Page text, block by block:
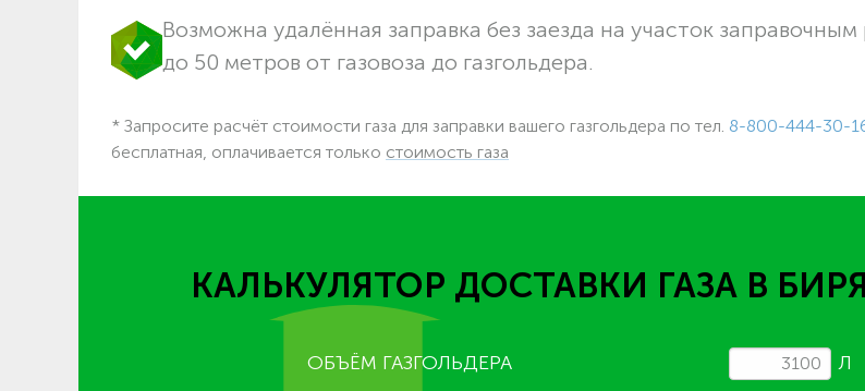
Возможна удалённая заправка без заезда на участок
до 50 метров от газовоза до газгольдера.
* Запросите расчёт стоимости газа для заправки вашего газгольдера по тел. 8-800-444-30-
бесплатная, оплачивается только стоимость газа
КАЛЬКУЛЯТОР ДОСТАВКИ ГАЗА В
ОБЪЁМ ГАЗГОЛЬДЕРА Л